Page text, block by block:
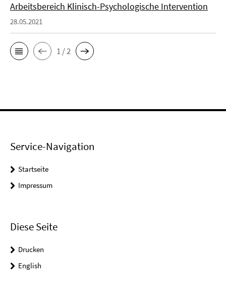
Arbeitsbereich Klinisch-Psychologische Intervention
28.05.2021
1 / 2
Service-Navigation
Startseite
Impressum
Diese Seite
Drucken
English